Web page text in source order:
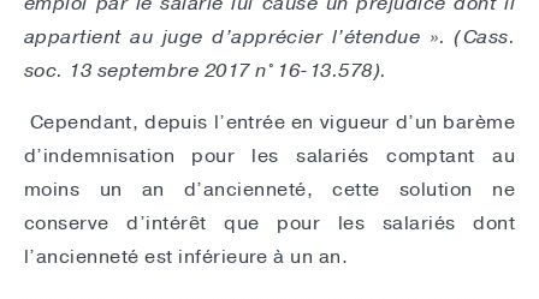
appartient au juge d’apprécier l’étendue ». (Cass.
soc. 13 septembre 2017 n° 16-13.578).
Cependant, depuis l’entrée en vigueur d’un barème
d’indemnisation pour les salariés comptant au
moins un an d’ancienneté, cette solution ne
conserve d’intérêt que pour les salariés dont
l’ancienneté est inférieure à un an.